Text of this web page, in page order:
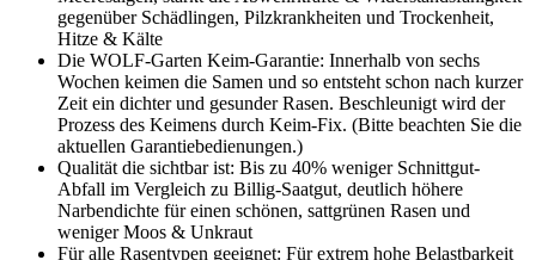
gegenüber Schädlingen, Pilzkrankheiten und Trockenheit,
Hitze & Kälte
Die WOLF-Garten Keim-Garantie: Innerhalb von sechs
Wochen keimen die Samen und so entsteht schon nach kurzer
Zeit ein dichter und gesunder Rasen. Beschleunigt wird der
Prozess des Keimens durch Keim-Fix. (Bitte beachten Sie die
aktuellen Garantiebedienungen.)
Qualität die sichtbar ist: Bis zu 40% weniger Schnittgut-
Abfall im Vergleich zu Billig-Saatgut, deutlich höhere
Narbendichte für einen schönen, sattgrünen Rasen und
weniger Moos & Unkraut
Für alle Rasentypen geeignet: Für extrem hohe Belastbarkeit